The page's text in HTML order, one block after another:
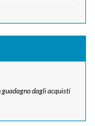
dagli acquisti